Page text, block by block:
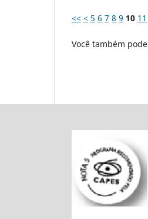
<< < 5 6 7 8 9 10 11
Você também pode